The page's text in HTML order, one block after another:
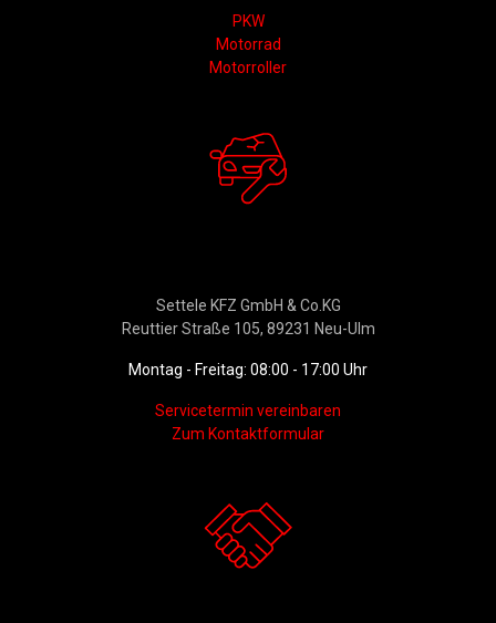
PKW
Motorrad
Motorroller
Settele KFZ GmbH & Co.KG
Reuttier Straße 105, 89231 Neu-Ulm
Montag - Freitag: 08:00 - 17:00 Uhr
Servicetermin vereinbaren
Zum Kontaktformular